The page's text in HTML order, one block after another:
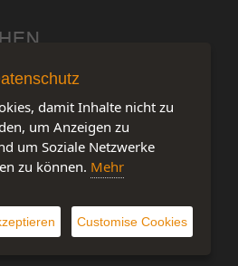
damit Inhalte nicht zu
um Anzeigen zu
um Soziale Netzwerke
zu können. Mehr
Customise Cookies